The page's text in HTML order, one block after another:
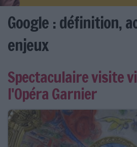
LES NEWSLETTERS
LE MAGAZINE
LES BASES DE DONNÉES
L'ESPACE EMPLOI
Google : définition,
enjeux
Spectaculaire visite
l'Opéra Garnier